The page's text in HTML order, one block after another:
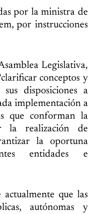
por la ministra de
por instrucciones
Legislativa,
conceptos y
disposiciones a
implementación a
que conforman la
la realización de
la oportuna
entidades e
que las
autónomas y